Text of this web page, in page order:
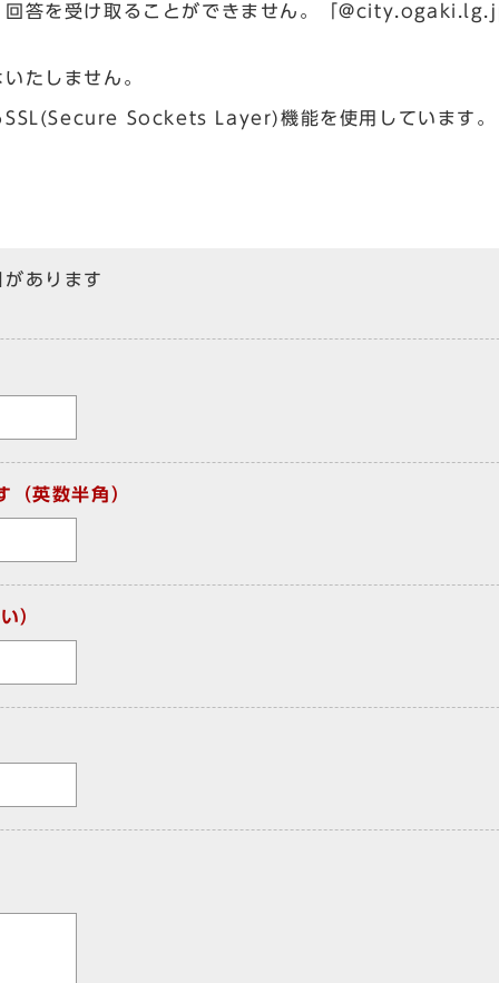
回答を受け取ることができません。「
たしません。
SSL(Secure Sockets Layer)機能を使用しています。
あります
（英数半角）
）